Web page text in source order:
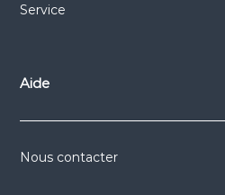
Service
Aide
Nous contacter